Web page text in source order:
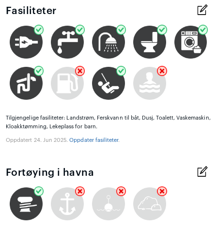
Fasiliteter
Tilgjengelige fasiliteter: Landstrøm, Ferskvann til båt, Dusj, Toalett, Vaskemaskin,
Kloakktømming, Lekeplass for barn.
Oppdatert 24. Jun 2025.Oppdater fasiliteter.
Fortøying i havna